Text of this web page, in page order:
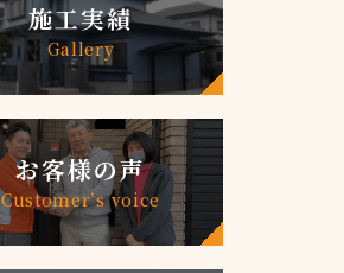
施工実績
Gallery
お客様の声
Customer’s voice